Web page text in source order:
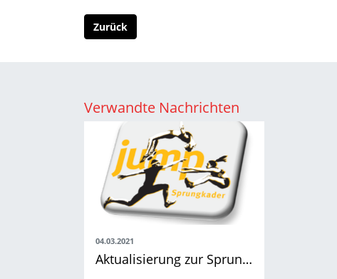
Zurück
Verwandte Nachrichten
04.03.2021
Aktualisierung zur Sprung-Team Test-Woche